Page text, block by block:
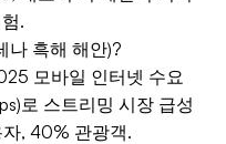
.
나 흑해 해안)?
모바일 인터넷 수요
로 스트리밍 시장 급성
, 40% 관광객.